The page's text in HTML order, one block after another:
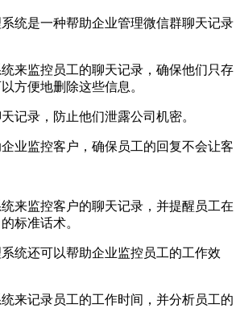
统是一种帮助企业管理微信群聊天记录
来监控员工的聊天记录，确保他们只存
方便地删除这些信息。
记录，防止他们泄露公司机密。
业监控客户，确保员工的回复不会让客
来监控客户的聊天记录，并提醒员工在
标准话术。
统还可以帮助企业监控员工的工作效
来记录员工的工作时间，并分析员工的